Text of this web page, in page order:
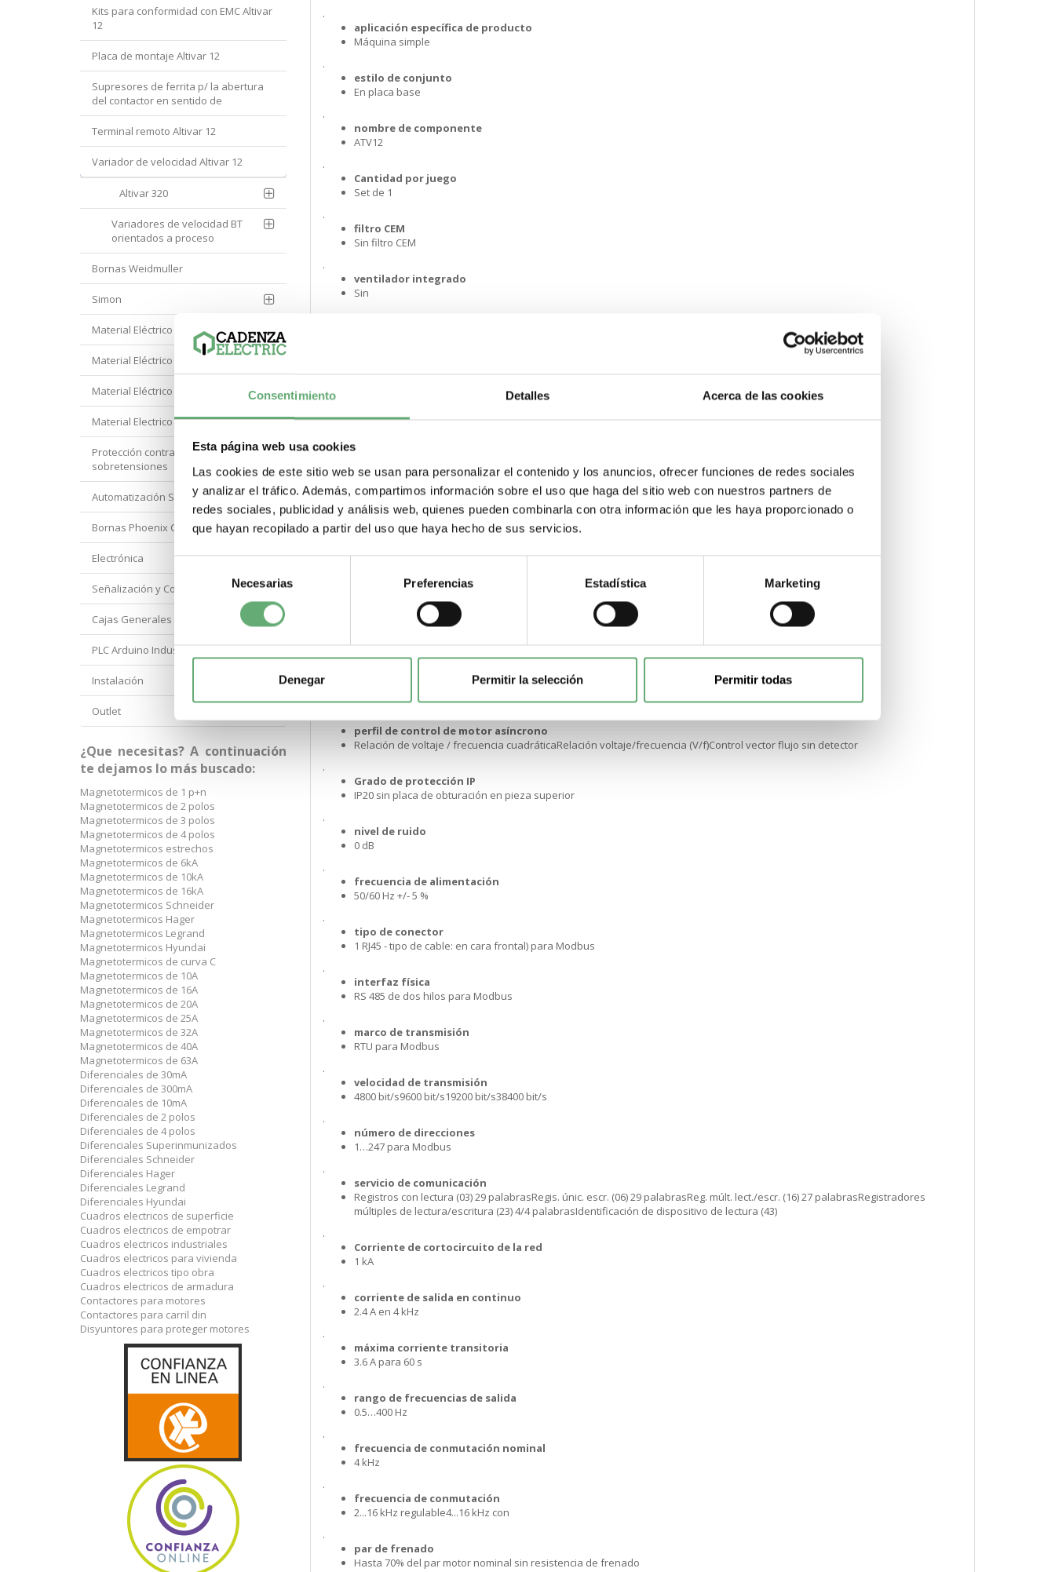
Consentimiento Detalles Acerca de las cookies
Esta página web usa cookies
Las cookies de este sitio web se usan para personalizar el contenido y los anuncios, ofrecer funciones de redes sociales
y analizar el tráfico. Además, compartimos información sobre el uso que haga del sitio web con nuestros partners de
redes sociales, publicidad y análisis web, quienes pueden combinarla con otra información que les haya proporcionado o
que hayan recopilado a partir del uso que haya hecho de sus servicios.
consentimiento
Necesarias Preferencias Estadística Marketing
Denegar Permitir la selección Permitir todas
.
aplicación específica de producto
Máquina simple
.
estilo de conjunto
En placa base
.
nombre de componente
ATV12
.
Cantidad por juego
Set de 1
.
filtro CEM
Sin filtro CEM
.
ventilador integrado
Sin
[Us] tensión de alimentación asignada
.
0.37 kW
potencia del motor en HP
0.55 hp
.
Protocolo del puerto de comunicación
corriente de línea
rango de velocidades
1…20
.
perfil de control de motor asíncrono
Relación de voltaje / frecuencia cuadráticaRelación voltaje/frecuencia (V/f)Control vector flujo sin detector
.
Grado de protección IP
IP20 sin placa de obturación en pieza superior
.
nivel de ruido
0 dB
.
frecuencia de alimentación
50/60 Hz +/- 5 %
.
tipo de conector
1 RJ45 - tipo de cable: en cara frontal) para Modbus
.
interfaz física
RS 485 de dos hilos para Modbus
.
marco de transmisión
RTU para Modbus
.
velocidad de transmisión
4800 bit/s9600 bit/s19200 bit/s38400 bit/s
.
número de direcciones
1…247 para Modbus
.
servicio de comunicación
Registros con lectura (03) 29 palabrasRegis. únic. escr. (06) 29 palabrasReg. múlt. lect./escr. (16) 27 palabrasRegistradores
múltiples de lectura/escritura (23) 4/4 palabrasIdentificación de dispositivo de lectura (43)
.
Corriente de cortocircuito de la red
1 kA
.
corriente de salida en continuo
2.4 A en 4 kHz
.
máxima corriente transitoria
3.6 A para 60 s
.
rango de frecuencias de salida
0.5…400 Hz
.
frecuencia de conmutación nominal
4 kHz
.
frecuencia de conmutación
2...16 kHz regulable4...16 kHz con
.
par de frenado
Hasta 70% del par motor nominal sin resistencia de frenado
Kits para conformidad con EMC Altivar
12
Placa de montaje Altivar 12
Supresores de ferrita p/ la abertura
del contactor en sentido de
Terminal remoto Altivar 12
Variador de velocidad Altivar 12
Altivar 320
Variadores de velocidad BT
orientados a proceso
Bornas Weidmuller
Simon
Material Eléctrico Eaton
Material Eléctrico Hager
Material Eléctrico Hyundai
Material Electrico Legrand
Protección contra
sobretensiones
Automatización Siemens
Bornas Phoenix Contact
Electrónica
Señalización y Control Orbis
Cajas Generales Proteccion
PLC Arduino Industrial
Instalación
Outlet
¿Que necesitas? A continuación
te dejamos lo más buscado:
Magnetotermicos de 1 p+n
Magnetotermicos de 2 polos
Magnetotermicos de 3 polos
Magnetotermicos de 4 polos
Magnetotermicos estrechos
Magnetotermicos de 6kA
Magnetotermicos de 10kA
Magnetotermicos de 16kA
Magnetotermicos Schneider
Magnetotermicos Hager
Magnetotermicos Legrand
Magnetotermicos Hyundai
Magnetotermicos de curva C
Magnetotermicos de 10A
Magnetotermicos de 16A
Magnetotermicos de 20A
Magnetotermicos de 25A
Magnetotermicos de 32A
Magnetotermicos de 40A
Magnetotermicos de 63A
Diferenciales de 30mA
Diferenciales de 300mA
Diferenciales de 10mA
Diferenciales de 2 polos
Diferenciales de 4 polos
Diferenciales Superinmunizados
Diferenciales Schneider
Diferenciales Hager
Diferenciales Legrand
Diferenciales Hyundai
Cuadros electricos de superficie
Cuadros electricos de empotrar
Cuadros electricos industriales
Cuadros electricos para vivienda
Cuadros electricos tipo obra
Cuadros electricos de armadura
Contactores para motores
Contactores para carril din
Disyuntores para proteger motores